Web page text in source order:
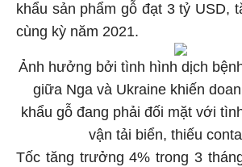
khẩu sản phẩm gỗ đạt 3 tỷ USD,
cùng kỳ năm 2021.
Ảnh hưởng bởi tình hình dịch
giữa Nga và Ukraine khiến
khẩu gỗ đang phải đối mặt với
vận tải biển, thiếu
Tốc tăng trưởng 4% trong 3